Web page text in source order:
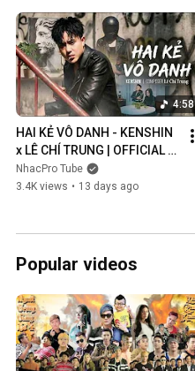
4:58
HAI KẺ VÔ DANH - KENSHIN
x LÊ CHÍ TRUNG | OFFICIAL
MUSIC VIDEO
NhacPro Tube
3.4K views • 13 days ago
Popular videos